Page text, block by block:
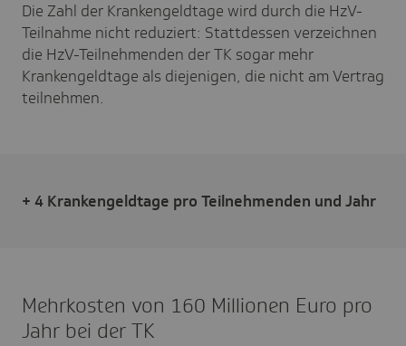
Die Zahl der Krankengeldtage wird durch die HzV-
Teilnahme nicht reduziert: Stattdessen verzeichnen
die HzV-Teilnehmenden der TK sogar mehr
Krankengeldtage als diejenigen, die nicht am Vertrag
teilnehmen.
+ 4 Krankengeldtage pro Teilnehmenden und Jahr
Mehrkosten von 160 Millionen Euro pro
Jahr bei der TK